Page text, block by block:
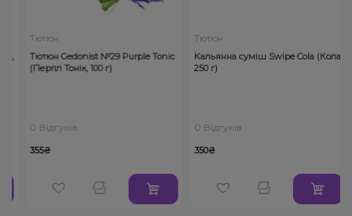
Тютюн
Тютюн Gedonist №29 Purple Tonic
(Перпл Тонік, 100 г)
0 Відгуків
355₴
Тютюн
Кальянна суміш Swipe Cola (Кола,
250 г)
0 Відгуків
350₴